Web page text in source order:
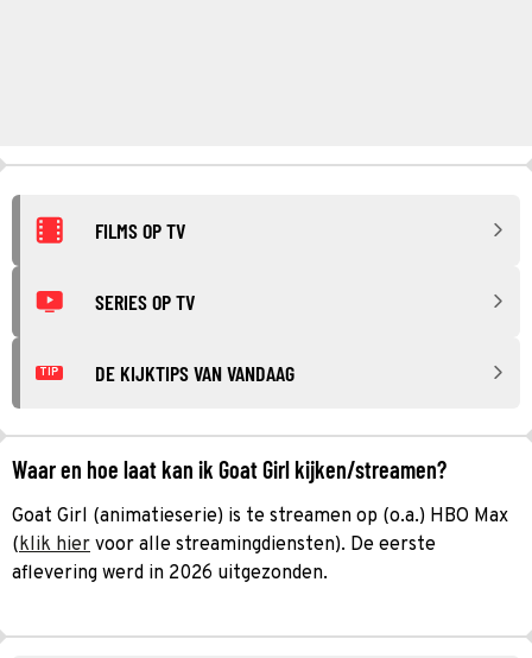
FILMS OP TV
SERIES OP TV
TIP DE KIJKTIPS VAN VANDAAG
Waar en hoe laat kan ik Goat Girl kijken/streamen?
Goat Girl (animatieserie) is te streamen op (o.a.) HBO Max
(klik hier voor alle streamingdiensten). De eerste
aflevering werd in 2026 uitgezonden.